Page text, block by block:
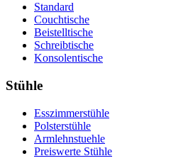
Standard
Couchtische
Beistelltische
Schreibtische
Konsolentische
Stühle
Esszimmerstühle
Polsterstühle
Armlehnstuehle
Preiswerte Stühle